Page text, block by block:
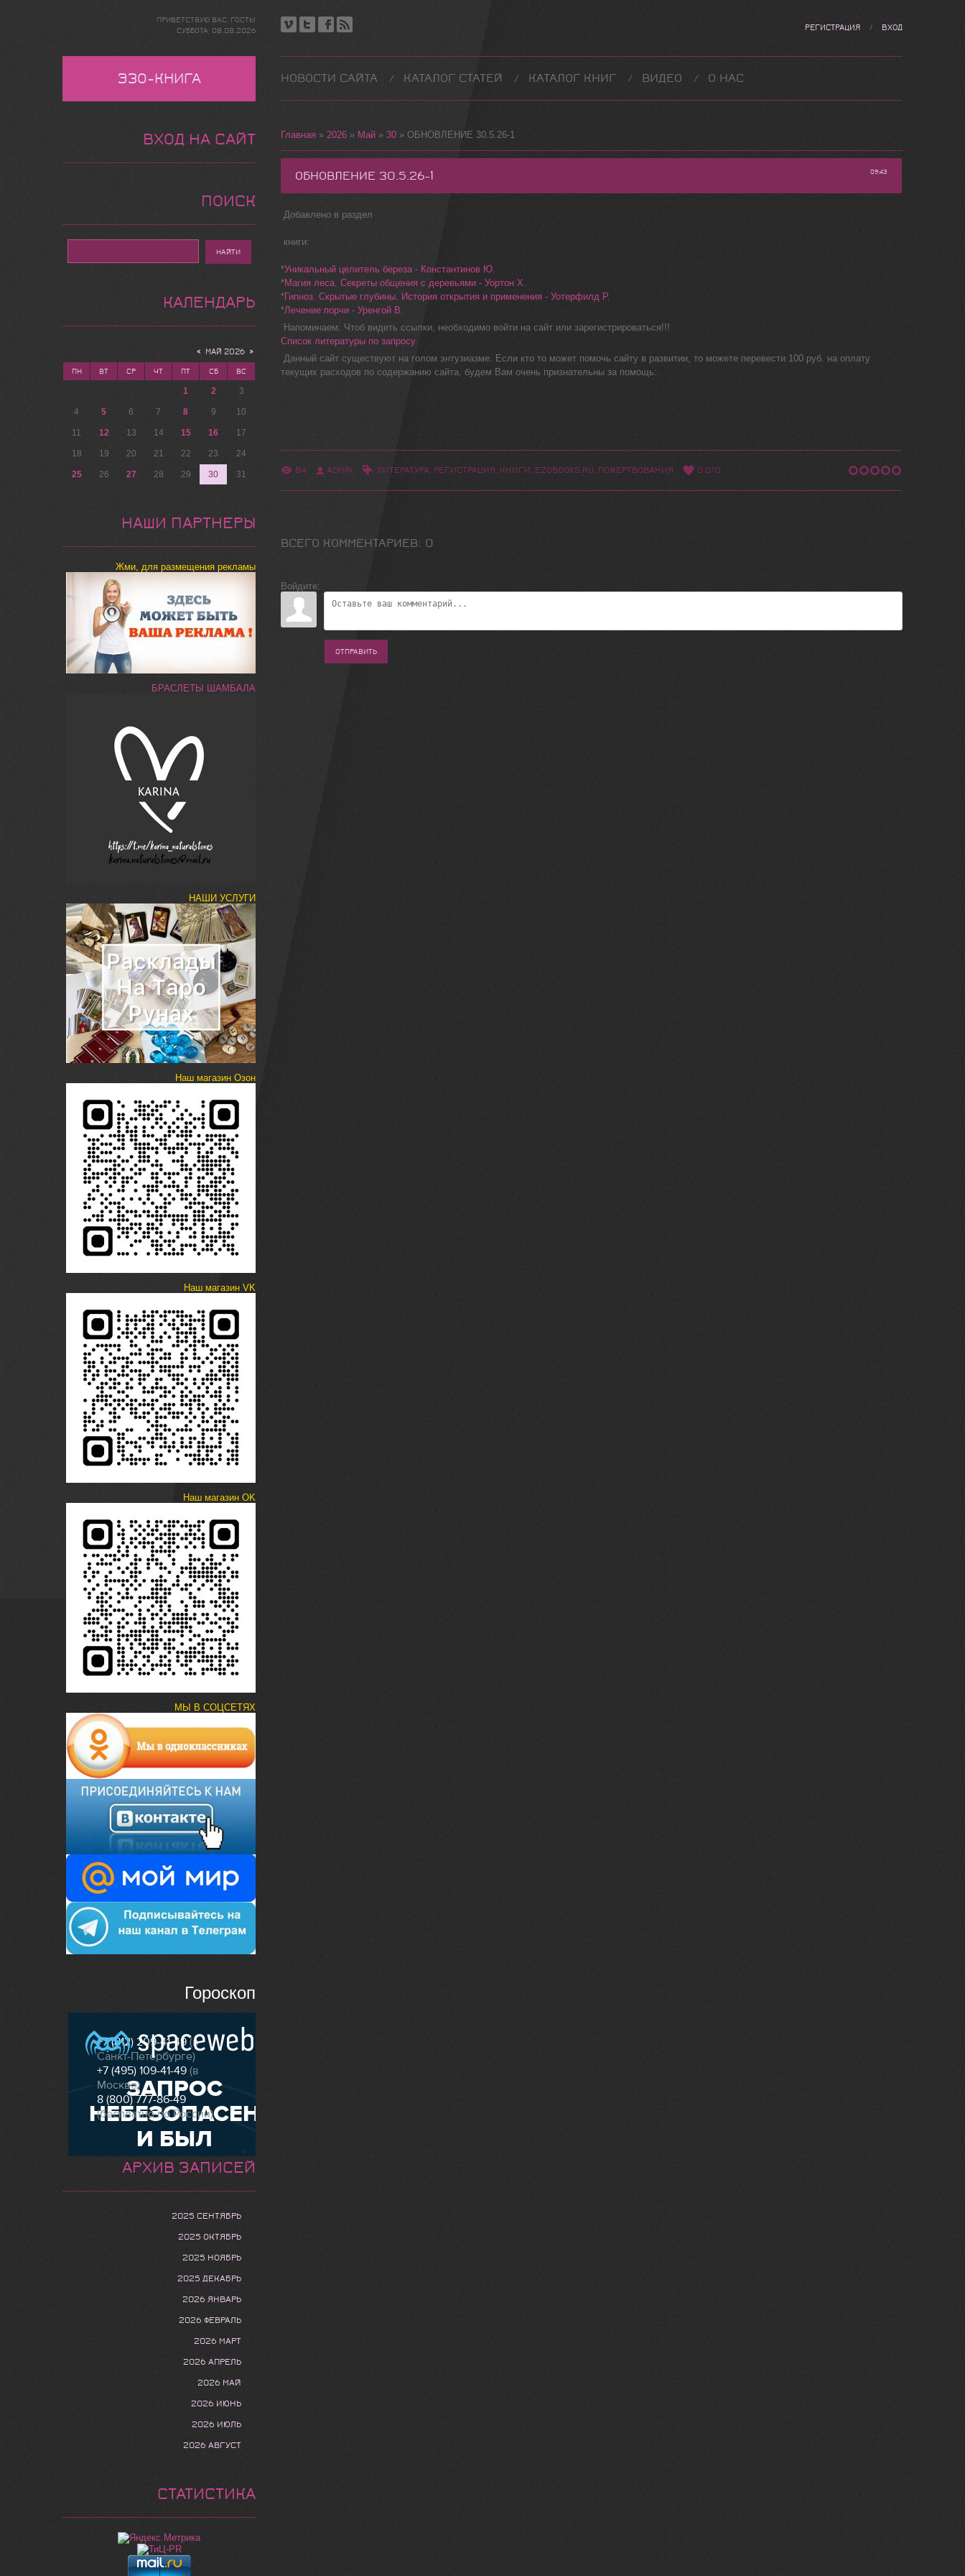
РЕГИСТРАЦИЯ / ВХОД
НОВОСТИ САЙТА КАТАЛОГ СТАТЕЙ КАТАЛОГ КНИГ ВИДЕО О НАС
Главная »2026 » Май » 30 » ОБНОВЛЕНИЕ 30.5.26-1
09:43
ОБНОВЛЕНИЕ 30.5.26-1
Добавлено в раздел
книги:
*Уникальный целитель береза - Константинов Ю.
*Магия леса. Секреты общения с деревьями - Уортон Х.
*Гипноз. Скрытые глубины. История открытия и применения - Уотерфилд Р.
*Лечение порчи - Уренгой В.
Напоминаем: Чтоб видеть ссылки, необходимо войти на сайт или зарегистрироваться!!!
Список литературы по запросу
Данный сайт существуют на голом энтузиазме. Если кто то может помочь сайту в развитии, то можете перевести 100 руб. на оплату
текущих расходов по содержанию сайта, будем Вам очень признательны за помощь:
84 ADMIN ЛИТЕРАТУРА, РЕГИСТРАЦИЯ, КНИГИ, EZOBOOKS.RU, ПОЖЕРТВОВАНИЯ 0.0/0
ВСЕГО КОММЕНТАРИЕВ: 0
Войдите:
ОТПРАВИТЬ
ПРИВЕТСТВУЮ ВАС ГОСТЬ!
СУББОТА, 08.08.2026
ЭЗО-КНИГА
ВХОД НА САЙТ
ПОИСК
КАЛЕНДАРЬ
« МАЙ 2026 »
ПН ВТ СР ЧТ ПТ СБ ВС
1 2 3
4 5 6 7 8 9 10
11 12 13 14 15 16 17
18 19 20 21 22 23 24
25 26 27 28 29 30 31
НАШИ ПАРТНЕРЫ
Жми, для размещения рекламы
БРАСЛЕТЫ ШАМБАЛА
НАШИ УСЛУГИ
Наш магазин Озон
Наш магазин VK
Наш магазин OK
МЫ В СОЦСЕТЯХ
Гороскоп
АРХИВ ЗАПИСЕЙ
2025 СЕНТЯБРЬ
2025 ОКТЯБРЬ
2025 НОЯБРЬ
2025 ДЕКАБРЬ
2026 ЯНВАРЬ
2026 ФЕВРАЛЬ
2026 МАРТ
2026 АПРЕЛЬ
2026 МАЙ
2026 ИЮНЬ
2026 ИЮЛЬ
2026 АВГУСТ
СТАТИСТИКА